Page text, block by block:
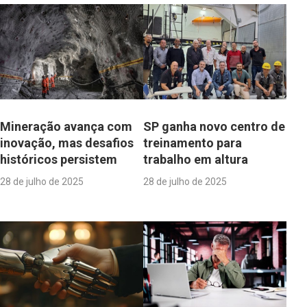
Mineração avança com
inovação, mas desafios
históricos persistem
28 de julho de 2025
SP ganha novo centro de
treinamento para
trabalho em altura
28 de julho de 2025